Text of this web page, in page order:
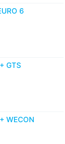
6
GTS
WECON